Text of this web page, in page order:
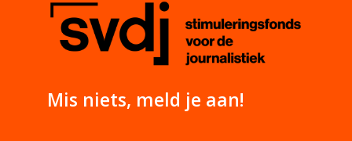
Mis niets, meld je aan!